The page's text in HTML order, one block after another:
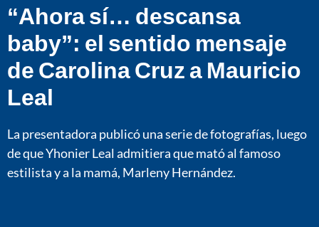
“Ahora sí… descansa
baby”: el sentido mensaje
de Carolina Cruz a Mauricio
Leal
La presentadora publicó una serie de fotografías, luego
de que Yhonier Leal admitiera que mató al famoso
estilista y a la mamá, Marleny Hernández.